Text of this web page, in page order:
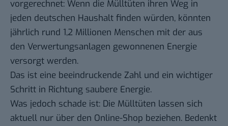
vorgerechnet: Wenn die Mülltüten ihren Weg in
jeden deutschen Haushalt finden würden, könnten
jährlich rund 1,2 Millionen Menschen mit der aus
den Verwertungsanlagen gewonnenen Energie
versorgt werden.
Das ist eine beeindruckende Zahl und ein wichtiger
Schritt in Richtung saubere Energie.
Was jedoch schade ist: Die Mülltüten lassen sich
aktuell nur über den Online-Shop beziehen. Bedenkt